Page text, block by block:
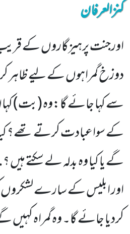
کنزالعرفان
اورجنت پرہیزگاروں کے
دوزخ گمراہوں کے لیے ظاہر
سے کہا جائے گا:وہ (بت)
کے سواعبادت کرتے تھے؟
گے یا کیا وہ بدلہ لے سکتے ہیں
اور ابلیس کے سارے لشکروں
کردیا جائے گا۔ وہ گمراہ